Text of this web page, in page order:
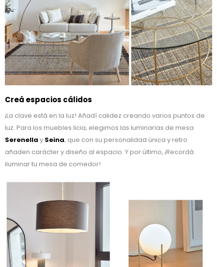
Creá espacios cálidos
¡La clave está en la luz! Añadí calidez creando varios puntos de
luz. Para los muebles licia, elegimos las luminarias de mesa
Serenella y Seina, que con su personalidad única y retro
añaden carácter y diseño al espacio. Y por último, ¡Recordá
iluminar tu mesa de comedor!